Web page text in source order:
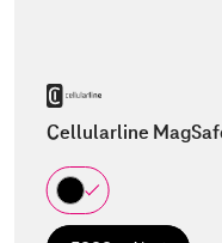
Cellularline